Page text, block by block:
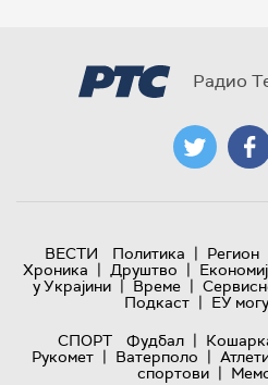
Радио
ВЕСТИ Политика | Регион
Хроника | Друштво |
у Украјини | Време |
Подкаст | ЕУ
СПОРТ
Фудбал |
Рукомет | Ватерполо |
спортови |